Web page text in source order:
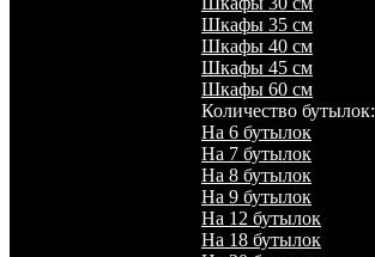
Шкафы 35 см
Шкафы 40 см
Шкафы 45 см
Шкафы 60 см
Количество бутылок:
На 6 бутылок
На 7 бутылок
На 8 бутылок
На 9 бутылок
На 12 бутылок
На 18 бутылок